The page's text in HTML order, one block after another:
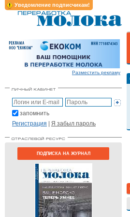
Уведомление подписчикам!
Разместить рекламу
запомнить
Регистрация | Я забыл пароль
ПОДПИСКА НА ЖУРНАЛ